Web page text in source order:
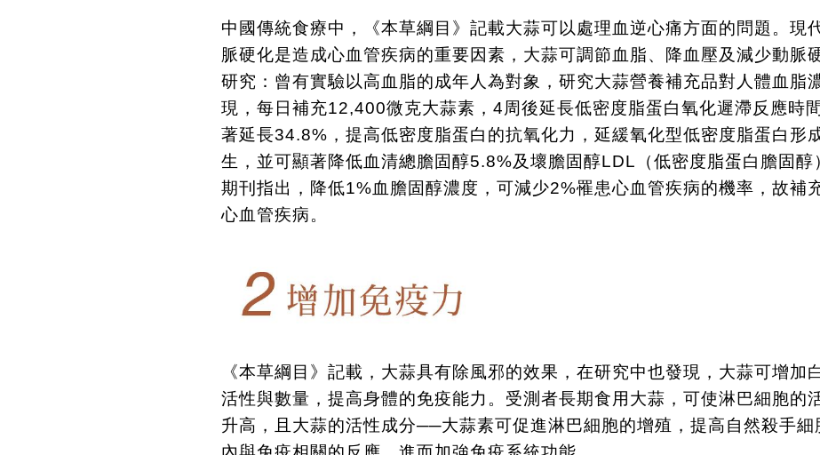
中國傳統食療中，《本草綱目》記載大蒜可以處理血逆心痛方面的問題。現
脈硬化是造成心血管疾病的重要因素，大蒜可調節血脂、降血壓及減少動脈
研究：曾有實驗以高血脂的成年人為對象，研究大蒜營養補充品對人體血脂
現，每日補充12,400微克大蒜素， 4周後延長低密度脂蛋白氧化遲滯反應時間
著延長34.8% ，提高低密度脂蛋白的抗氧化力，延緩氧化型低密度脂蛋白形
生，並可顯著降低血清總膽固醇5.8%及壞膽固醇LDL （低密度脂蛋白膽固醇
期刊指出，降低1%血膽固醇濃度，可減少2%罹患心血管疾病的機率，故補
心血管疾病。
《本草綱目》記載，大蒜具有除風邪的效果，在研究中也發現，大蒜可增加
活性與數量，提高身體的免疫能力。受測者長期食用大蒜，可使淋巴細胞的
升高，且大蒜的活性成分──大蒜素可促進淋巴細胞的增殖，提高自然殺手細